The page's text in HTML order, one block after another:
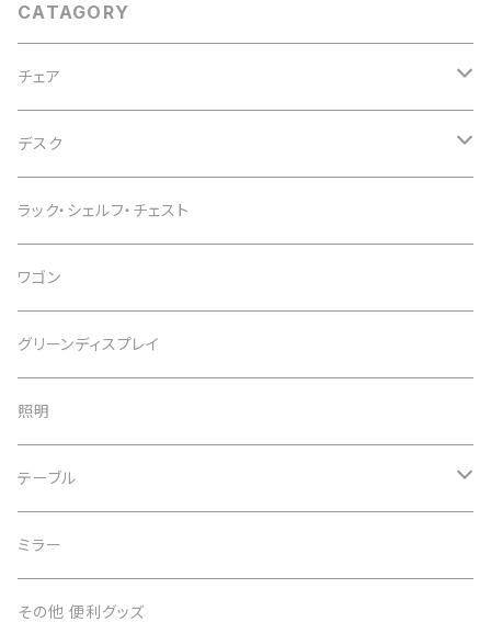
CATAGORY
チェア
オフィスチェア
インテリアチェア
カウンターチェア
スツール
デスク
デスク
スタンディングデスク
デスクワゴン
デスク周辺用品
子供用デスク
ラック・シェルフ・チェスト
ワゴン
グリーンディスプレイ
照明
テーブル
テーブル
サイドテーブル
ミラー
その他 便利グッズ